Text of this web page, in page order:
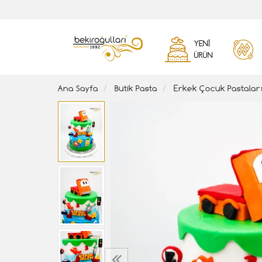
YENI
ÜRÜN
Ana Sayfa Butik Pasta Erkek Çocuk Pastaları